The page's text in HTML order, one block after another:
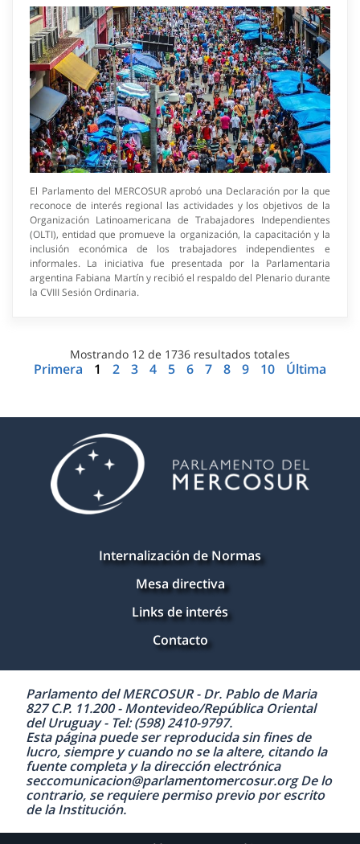
El Parlamento del MERCOSUR aprobó una Declaración por la que
reconoce de interés regional las actividades y los objetivos de la
Organización Latinoamericana de Trabajadores Independientes
(OLTI), entidad que promueve la organización, la capacitación y la
inclusión económica de los trabajadores independientes e
informales. La iniciativa fue presentada por la Parlamentaria
argentina Fabiana Martín y recibió el respaldo del Plenario durante
la CVIII Sesión Ordinaria.
Mostrando 12 de 1736 resultados totales
Primera 1 2 3 4 5 6 7 8 9 10 Última
Internalización de Normas
Mesa directiva
Links de interés
Contacto
Parlamento del MERCOSUR - Dr. Pablo de Maria
827 C.P. 11.200 - Montevideo/República Oriental
del Uruguay - Tel: (598) 2410-9797.
Esta página puede ser reproducida sin fines de
lucro, siempre y cuando no se la altere, citando la
fuente completa y la dirección electrónica
seccomunicacion@parlamentomercosur.org De lo
contrario, se requiere permiso previo por escrito
de la Institución.